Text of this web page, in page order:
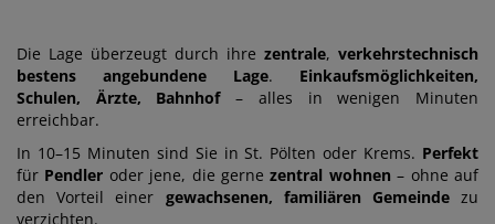
Die Lage überzeugt durch ihre zentrale, verkehrstechnisch
bestens angebundene
Lage. Einkaufsmöglichkeiten,
Schulen, Ärzte, Bahnhof– alles in wenigen Minuten
erreichbar.
In 10–15 Minuten sind Sie in St. Pölten oder Krems. Perfekt
für Pendler oder jene, die gernezentral wohnen – ohne auf
den Vorteil einer gewachsenen, familiären Gemeinde zu
verzichten.